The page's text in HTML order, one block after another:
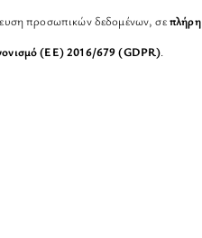
προσωπικών δεδομένων, σεπλήρη
(ΕΕ) 2016/679 (GDPR).